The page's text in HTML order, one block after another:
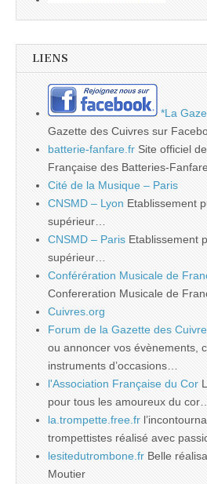
LIENS
*La
Gazette des Cuivres sur
batterie-fanfare.fr Site officiel
Française des Batteries-
Cité de la Musique – Paris
CNSMD – Lyon Etablissement
supérieur…
CNSMD – Paris Etablissement
supérieur…
Conférération Musicale de
Confereration Musicale de
Cuivres.org
Forum de la Gazette des
ou annoncer vos évènements,
instruments d’occasions…
l'Association Française du Cor
pour tous les amoureux du cor…
la.trompette.free.fr
trompettistes réalisé avec
lesitedutrombone.fr Belle
Moutier